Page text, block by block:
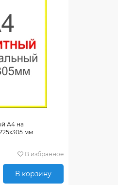
А4 на
мм
В избранное
В корзину